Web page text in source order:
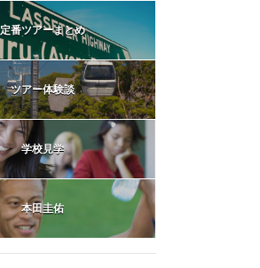
定番ツアーまとめ
ツアー体験談
学校見学
本田圭佑